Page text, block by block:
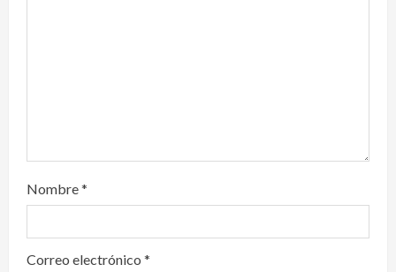
Nombre*
Correo electrónico *